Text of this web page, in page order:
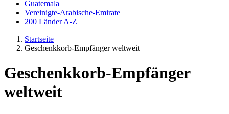
Guatemala
Vereinigte-Arabische-Emirate
200 Länder A-Z
Startseite
Geschenkkorb-Empfänger weltweit
Geschenkkorb-Empfänger
weltweit